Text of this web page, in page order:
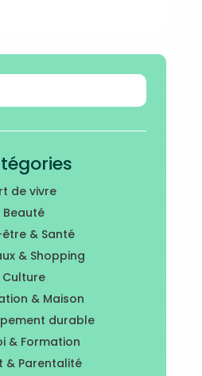
de vivre
Beauté
& Santé
& Shopping
Culture
& Maison
durable
& Formation
& Parentalité